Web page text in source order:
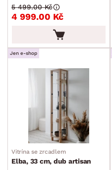
4 999.00 Kč
5 499.00 Kč
Jen e-shop
Vitrína se zrcadlem
Elba, 33 cm, dub artisan